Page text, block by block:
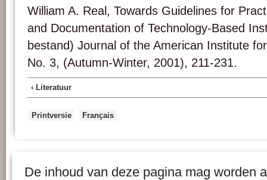
William A. Real, Towards Guidelines for
and Documentation of Technology-Based
bestand) Journal of the American Institute
No. 3, (Autumn-Winter, 2001), 211-231.
‹ Literatuur
Printversie Français
De inhoud van deze pagina mag worden